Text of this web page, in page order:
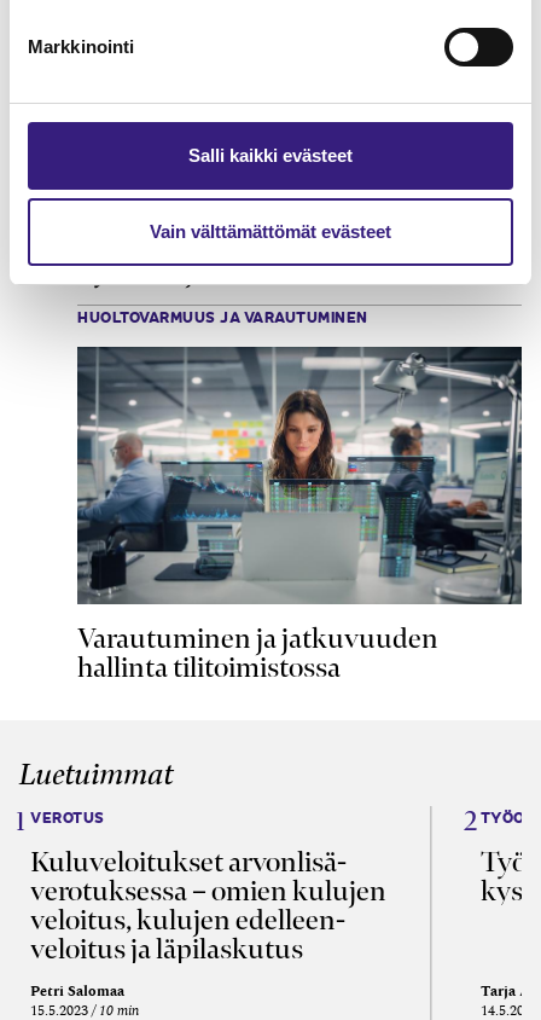
Markkinointi
Salli kaikki evästeet
Vain välttämättömät evästeet
Työntekijöiden tietoturvakoulutus
HUOLTOVARMUUS JA VARAUTUMINEN
Varautuminen ja jatkuvuuden
hallinta tilitoimistossa
Luetuimmat
VEROTUS
Kulu­veloitukset arvon­lisä­
verotuksessa – omien kulujen
veloitus, kulujen edelleen­
veloitus ja läpi­laskutus
Petri Salomaa
15.5.2023 10 min
Tarja
14.5.2021